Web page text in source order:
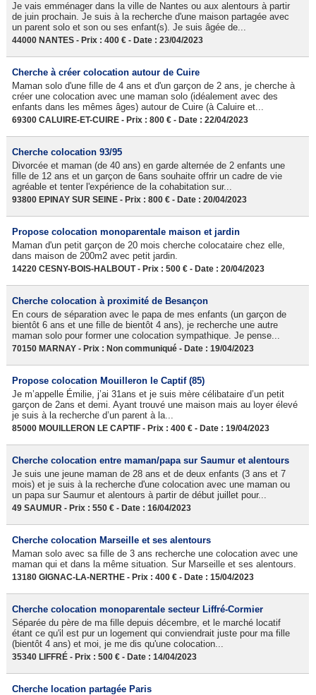
Je vais emménager dans la ville de Nantes ou aux alentours à partir
de juin prochain. Je suis à la recherche d'une maison partagée avec
un parent solo et son ou ses enfant(s). Je suis âgée de...
44000 NANTES - Prix : 400 € - Date : 23/04/2023
Cherche à créer colocation autour de Cuire
Maman solo d'une fille de 4 ans et d'un garçon de 2 ans, je cherche à
créer une colocation avec une maman solo (idéalement avec des
enfants dans les mêmes âges) autour de Cuire (à Caluire et...
69300 CALUIRE-ET-CUIRE - Prix : 800 € - Date : 22/04/2023
Cherche colocation 93/95
Divorcée et maman (de 40 ans) en garde alternée de 2 enfants une
fille de 12 ans et un garçon de 6ans souhaite offrir un cadre de vie
agréable et tenter l'expérience de la cohabitation sur...
93800 EPINAY SUR SEINE - Prix : 800 € - Date : 20/04/2023
Propose colocation monoparentale maison et jardin
Maman d'un petit garçon de 20 mois cherche colocataire chez elle,
dans maison de 200m2 avec petit jardin.
14220 CESNY-BOIS-HALBOUT - Prix : 500 € - Date : 20/04/2023
Cherche colocation à proximité de Besançon
En cours de séparation avec le papa de mes enfants (un garçon de
bientôt 6 ans et une fille de bientôt 4 ans), je recherche une autre
maman solo pour former une colocation sympathique. Je pense...
70150 MARNAY - Prix : Non communiqué - Date : 19/04/2023
Propose colocation Mouilleron le Captif (85)
Je m’appelle Émilie, j’ai 31ans et je suis mère célibataire d’un petit
garçon de 2ans et demi. Ayant trouvé une maison mais au loyer élevé
je suis à la recherche d’un parent à la...
85000 MOUILLERON LE CAPTIF - Prix : 400 € - Date : 19/04/2023
Cherche colocation entre maman/papa sur Saumur et alentours
Je suis une jeune maman de 28 ans et de deux enfants (3 ans et 7
mois) et je suis à la recherche d'une colocation avec une maman ou
un papa sur Saumur et alentours à partir de début juillet pour...
49 SAUMUR - Prix : 550 € - Date : 16/04/2023
Cherche colocation Marseille et ses alentours
Maman solo avec sa fille de 3 ans recherche une colocation avec une
maman qui et dans la même situation. Sur Marseille et ses alentours.
13180 GIGNAC-LA-NERTHE - Prix : 400 € - Date : 15/04/2023
Cherche colocation monoparentale secteur Liffré-Cormier
Séparée du père de ma fille depuis décembre, et le marché locatif
étant ce qu'il est pur un logement qui conviendrait juste pour ma fille
(bientôt 4 ans) et moi, je me dis qu'une colocation...
35340 LIFFRÉ - Prix : 500 € - Date : 14/04/2023
Cherche location partagée Paris